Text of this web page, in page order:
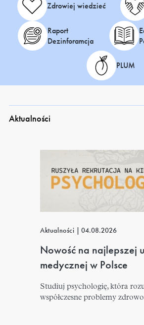
Zdrowiej wiedzieć
Raport
Dezinforamcja
PLUM
Aktualności
Aktualności | 04.08.2026
Nowość na najlepszej
medycznej w Polsce
Studiuj psychologię, która
współczesne problemy